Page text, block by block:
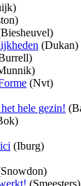
(Dukan)
(Nvt)
hele gezin!
(Iburg)
(Smeesters)